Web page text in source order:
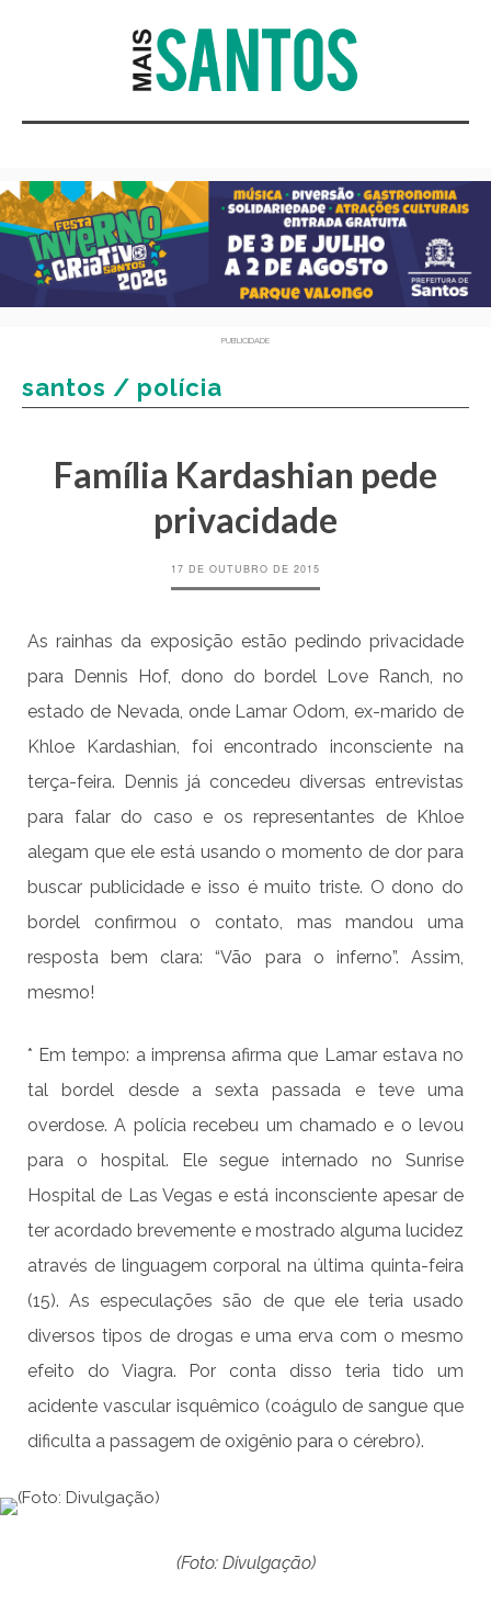
PUBLICIDADE
santos / polícia
Família Kardashian pede
privacidade
17 DE OUTUBRO DE 2015
As rainhas da exposição estão pedindo privacidade
para Dennis Hof, dono do bordel Love Ranch, no
estado de Nevada, onde Lamar Odom, ex-marido de
Khloe Kardashian, foi encontrado inconsciente na
terça-feira. Dennis já concedeu diversas entrevistas
para falar do caso e os representantes de Khloe
alegam que ele está usando o momento de dor para
buscar publicidade e isso é muito triste. O dono do
bordel confirmou o contato, mas mandou uma
resposta bem clara: “Vão para o inferno”. Assim,
mesmo!
* Em tempo: a imprensa afirma que Lamar estava no
tal bordel desde a sexta passada e teve uma
overdose. A polícia recebeu um chamado e o levou
para o hospital. Ele segue internado no Sunrise
Hospital de Las Vegas e está inconsciente apesar de
ter acordado brevemente e mostrado alguma lucidez
através de linguagem corporal na última quinta-feira
(15). As especulações são de que ele teria usado
diversos tipos de drogas e uma erva com o mesmo
efeito do Viagra. Por conta disso teria tido um
acidente vascular isquêmico (coágulo de sangue que
dificulta a passagem de oxigênio para o cérebro).
(Foto: Divulgação)